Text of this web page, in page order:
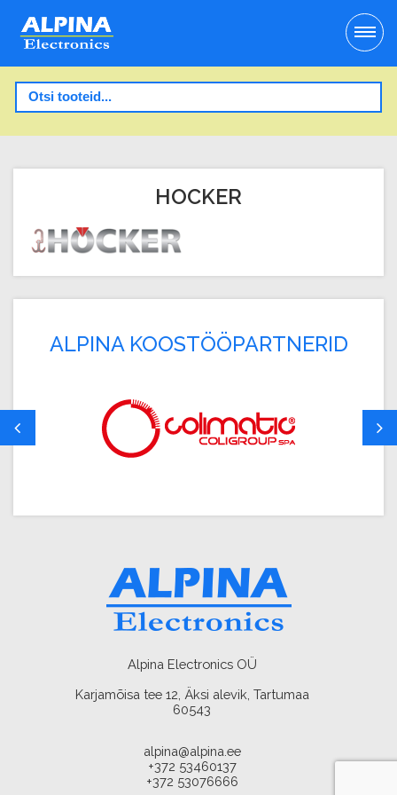
HOCKER
ALPINA KOOSTÖÖPARTNERID
Alpina Electronics OÜ
Karjamõisa tee 12, Äksi alevik, Tartumaa
60543
alpina@alpina.ee
+372 53460137
+372 53076666